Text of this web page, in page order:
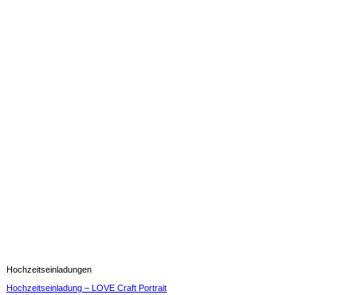
Hochzeitseinladungen
Hochzeitseinladung – LOVE Craft Portrait